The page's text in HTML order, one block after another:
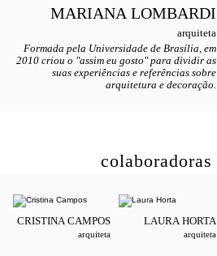
MARIANA LOMBARDI
arquiteta
Formada pela Universidade de Brasília, em
2010 criou o "assim eu gosto" para dividir as
suas experiências e referências sobre
arquitetura e decoração.
colaboradoras
CRISTINACAMPOS
arquiteta
LAURAHORTA
arquiteta